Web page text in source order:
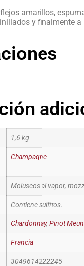
amarillos,
y finalmente
1,6 kg
Champagne
Moluscos al vapor,
Contiene sulfitos.
Chardonnay, Pinot
Francia
3049614222245